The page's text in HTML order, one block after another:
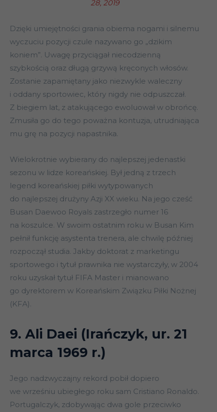
28, 2019
Dzięki umiejętności grania obiema nogami i silnemu
wyczuciu pozycji czule nazywano go „dzikim
koniem”. Uwagę przyciągał niecodzienną
szybkością oraz długą grzywą kręconych włosów.
Zostanie zapamiętany jako niezwykle waleczny
i oddany sportowiec, który nigdy nie odpuszczał.
Z biegiem lat, z atakującego ewoluował w obrońcę.
Zmusiła go do tego poważna kontuzja, utrudniająca
mu grę na pozycji napastnika.
Wielokrotnie wybierany do najlepszej jedenastki
sezonu w lidze koreańskiej. Był jedną z trzech
legend koreańskiej piłki wytypowanych
do najlepszej drużyny Azji XX wieku. Na jego cześć
Busan Daewoo Royals zastrzegło numer 16
na koszulce. W swoim ostatnim roku w Busan Kim
pełnił funkcję asystenta trenera, ale chwilę później
rozpoczął studia. Jakby doktorat z marketingu
sportowego i tytuł prawnika nie wystarczyły, w 2004
roku uzyskał tytuł FIFA Master i mianowano
go dyrektorem w Koreańskim Związku Piłki Nożnej
(KFA).
9. Ali Daei (Irańczyk, ur. 21
marca 1969 r.)
Jego nadzwyczajny rekord pobił dopiero
we wrześniu ubiegłego roku sam Cristiano Ronaldo.
Portugalczyk, zdobywając dwa gole przeciwko